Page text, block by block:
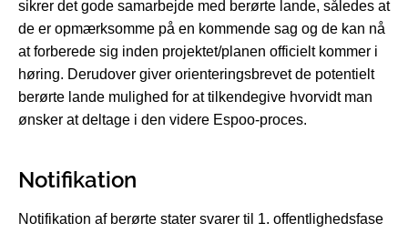
sikrer det gode samarbejde med berørte lande, således at
de er opmærksomme på en kommende sag og de kan nå
at forberede sig inden projektet/planen officielt kommer i
høring. Derudover giver orienteringsbrevet de potentielt
berørte lande mulighed for at tilkendegive hvorvidt man
ønsker at deltage i den videre Espoo-proces.
Notifikation
Notifikation af berørte stater svarer til 1. offentlighedsfase